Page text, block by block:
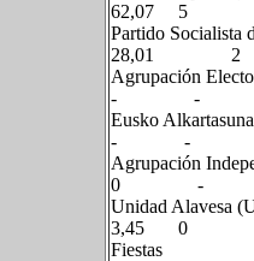
62,07 5
Partido
- -
Eusko
- -
0 -
3,45 0
Fiestas